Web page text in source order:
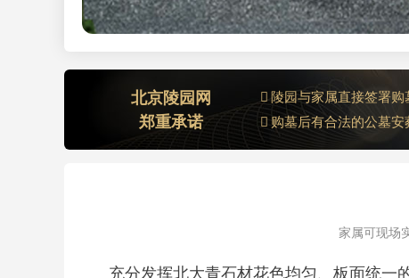
北京陵园网
郑重承诺
陵园与家属直接签署购
购墓后有合法的公墓安
家属可现场
充分发挥北大青石材花色均匀、板面统一